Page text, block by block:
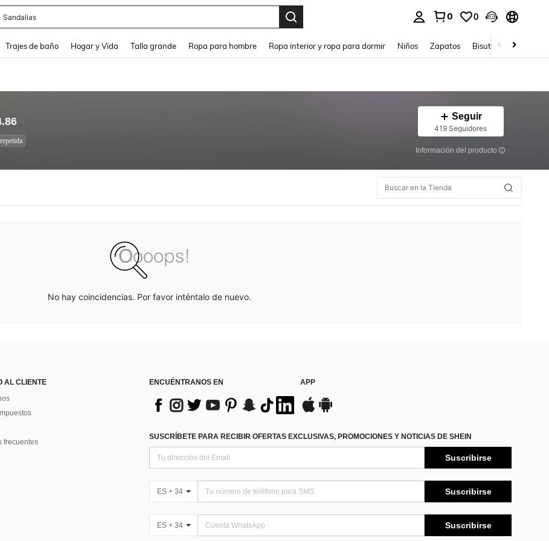
Sandalias
0 0
Trajes de baño Hogar y Vida Talla grande Ropa para hombre Ropa interior y ropa para dormir Niños Zapatos Bisutería Y
Seguir
419 Seguidores
Información del producto
No hay coincidencias. Por favor inténtalo de nuevo.
AL CLIENTE
frecuentes
ENCUÉNTRANOS EN APP
SUSCRÍBETE PARA RECIBIR OFERTAS EXCLUSIVAS, PROMOCIONES Y NOTICIAS DE SHEIN
Suscribirse
ES + 34 Suscribirse
ES + 34 Suscribirse